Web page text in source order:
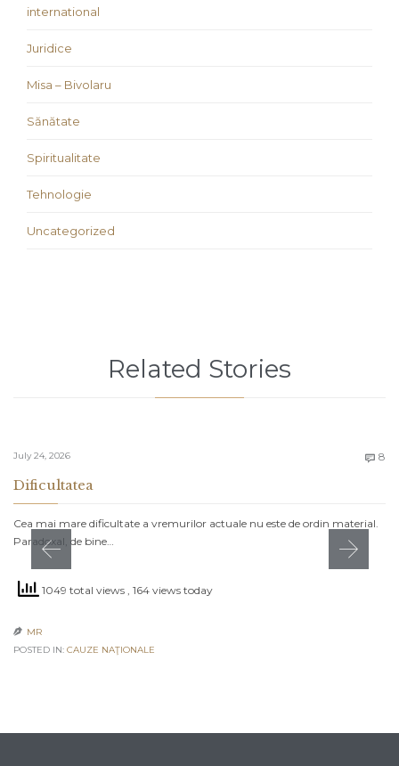
international
Juridice
Misa – Bivolaru
Sănătate
Spiritualitate
Tehnologie
Uncategorized
Related Stories
July 24, 2026  8
Dificultatea
Cea mai mare dificultate a vremurilor actuale nu este de ordin material.
Paradoxal, de bine…
1049 total views , 164 views today
 MR
POSTED IN: CAUZE NAŢIONALE